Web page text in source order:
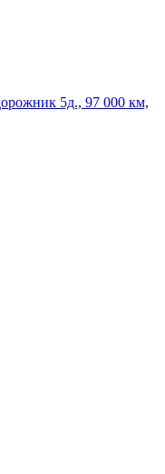
5д., 97 000 км,